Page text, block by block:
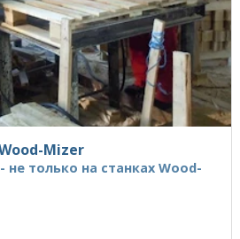
Mizer
только на станках Wood-